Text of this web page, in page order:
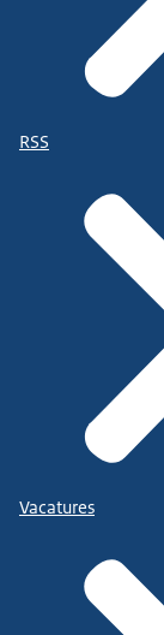
RSS
Vacatures